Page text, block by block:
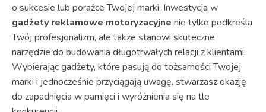
o sukcesie lub porażce Twojej marki. Inwestycja w
gadżety reklamowe motoryzacyjne nie tylko podkreśla
Twój profesjonalizm, ale także stanowi skuteczne
narzędzie do budowania długotrwałych relacji z klientami.
Wybierając gadżety, które pasują do tożsamości Twojej
marki i jednocześnie przyciągają uwagę, stwarzasz okazję
do zapadnięcia w pamięci i wyróżnienia się na tle